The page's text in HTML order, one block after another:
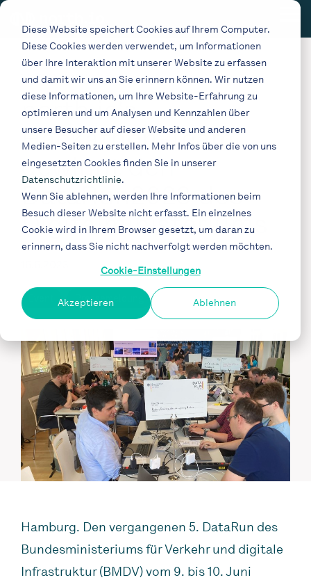
Diese Website speichert Cookies auf Ihrem Computer.
Diese Cookies werden verwendet, um Informationen
über Ihre Interaktion mit unserer Website zu erfassen
und damit wir uns an Sie erinnern können. Wir nutzen
diese Informationen, um Ihre Website-Erfahrung zu
optimieren und um Analysen und Kennzahlen über
unsere Besucher auf dieser Website und anderen
Medien-Seiten zu erstellen. Mehr Infos über die von uns
eingesetzten Cookies finden Sie in unserer
Datenschutzrichtlinie.
Wenn Sie ablehnen, werden Ihre Informationen beim
Besuch dieser Website nicht erfasst. Ein einzelnes
Cookie wird in Ihrem Browser gesetzt, um daran zu
erinnern, dass Sie nicht nachverfolgt werden möchten.
Cookie-Einstellungen
Akzeptieren Ablehnen
Skip
main
content.
3 MIN. LESEZEIT
north.io's
Hackathon-Team
gewinnt den
DataRun2023 des
Digitalministeriums
Pressemeldung
Hamburg. Den vergangenen 5. DataRun des
Bundesministeriums für Verkehr und digitale
Infrastruktur (BMDV) vom 9. bis 10. Juni